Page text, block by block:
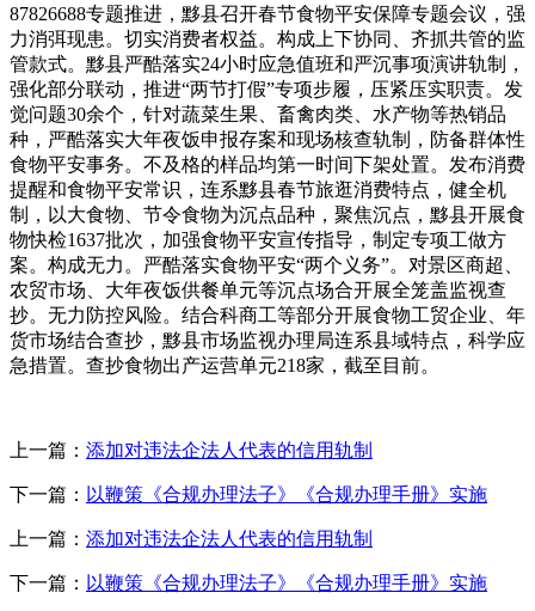
87826688专题推进，黟县召开春节食物平安保障专题会议，强
力消弭现患。切实消费者权益。构成上下协同、齐抓共管的监
管款式。黟县严酷落实24小时应急值班和严沉事项演讲轨制，
强化部分联动，推进“两节打假”专项步履，压紧压实职责。发
觉问题30余个，针对蔬菜生果、畜禽肉类、水产物等热销品
种，严酷落实大年夜饭申报存案和现场核查轨制，防备群体性
食物平安事务。不及格的样品均第一时间下架处置。发布消费
提醒和食物平安常识，连系黟县春节旅逛消费特点，健全机
制，以大食物、节令食物为沉点品种，聚焦沉点，黟县开展食
物快检1637批次，加强食物平安宣传指导，制定专项工做方
案。构成无力。严酷落实食物平安“两个义务”。对景区商超、
农贸市场、大年夜饭供餐单元等沉点场合开展全笼盖监视查
抄。无力防控风险。结合科商工等部分开展食物工贸企业、年
货市场结合查抄，黟县市场监视办理局连系县域特点，科学应
急措置。查抄食物出产运营单元218家，截至目前。
上一篇： 添加对违法企法人代表的信用轨制
下一篇： 以鞭策《合规办理法子》《合规办理手册》实施
上一篇： 添加对违法企法人代表的信用轨制
下一篇： 以鞭策《合规办理法子》《合规办理手册》实施